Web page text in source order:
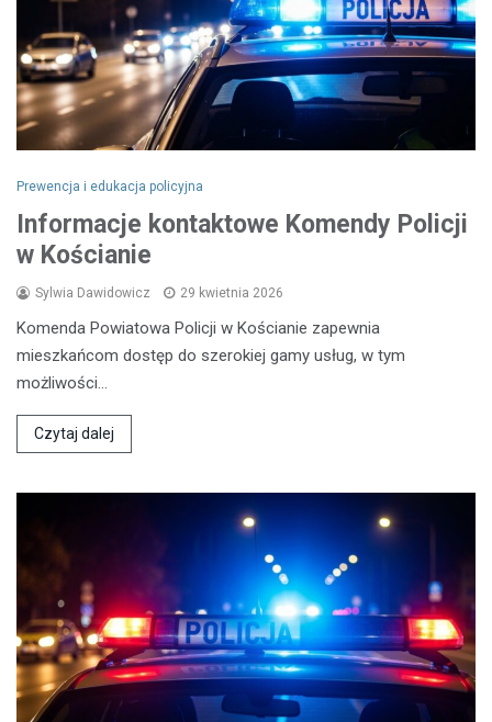
Prewencja i edukacja policyjna
Informacje kontaktowe Komendy Policji
w Kościanie
Sylwia Dawidowicz 29 kwietnia 2026
Komenda Powiatowa Policji w Kościanie zapewnia
mieszkańcom dostęp do szerokiej gamy usług, w tym
możliwości…
Czytaj dalej